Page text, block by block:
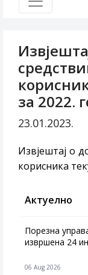
за 2022.
23.01.2023.
Извјештај о
корисника
Актуелно
Порезна
извршена 24
06 Aug 2026